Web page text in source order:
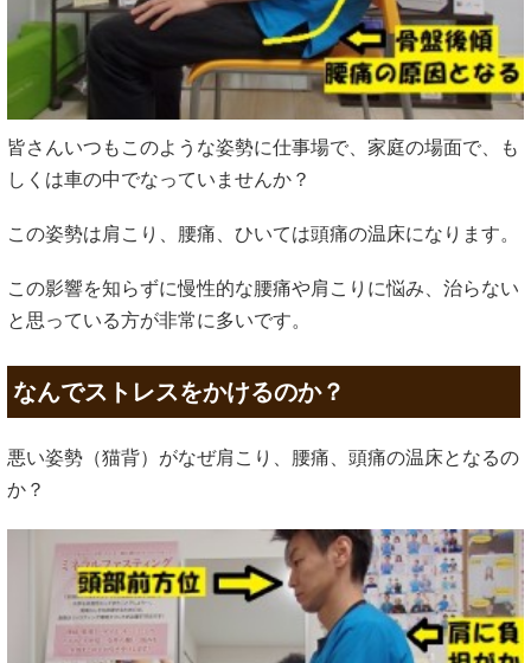
皆さんいつもこのような姿勢に仕事場で、家庭の場面で、も
しくは車の中でなっていませんか？
この姿勢は肩こり、腰痛、ひいては頭痛の温床になります。
この影響を知らずに慢性的な腰痛や肩こりに悩み、治らない
と思っている方が非常に多いです。
なんでストレスをかけるのか？
悪い姿勢（猫背）がなぜ肩こり、腰痛、頭痛の温床となるの
か？